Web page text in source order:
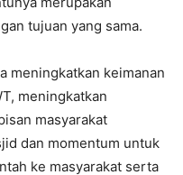
tujuan yang sama.
meningkatkan keimanan
meningkatkan
masyarakat
dan momentum untuk
ke masyarakat serta